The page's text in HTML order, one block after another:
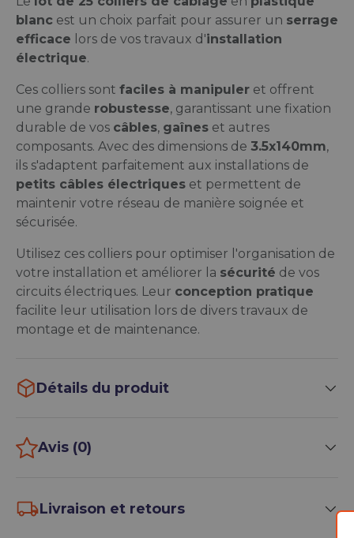
blanc est un choix parfait pour assurer un serrage
efficace lors de vos travaux d'installation
électrique.
Ces colliers sont faciles à manipuler et offrent
une grande robustesse, garantissant une fixation
durable de vos câbles, gaînes et autres
composants. Avec des dimensions de 3.5x140mm,
ils s'adaptent parfaitement aux installations de
petits câbles électriques et permettent de
maintenir votre réseau de manière soignée et
sécurisée.
Utilisez ces colliers pour optimiser l'organisation de
votre installation et améliorer la sécurité de vos
circuits électriques. Leur conception pratique
facilite leur utilisation lors de divers travaux de
montage et de maintenance.
Détails du produit
Avis (0)
Livraison et retours